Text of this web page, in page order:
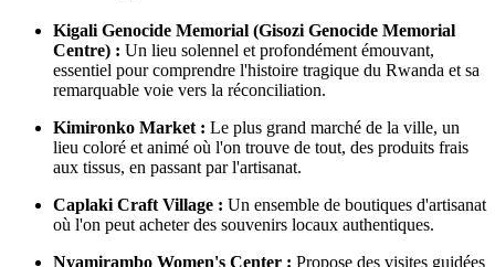
Kigali Genocide Memorial (Gisozi Genocide Memorial
Centre) : Un lieu solennel et profondément émouvant,
essentiel pour comprendre l'histoire tragique du Rwanda et sa
remarquable voie vers la réconciliation.
Kimironko Market : Le plus grand marché de la ville, un
lieu coloré et animé où l'on trouve de tout, des produits frais
aux tissus, en passant par l'artisanat.
Caplaki Craft Village : Un ensemble de boutiques d'artisanat
où l'on peut acheter des souvenirs locaux authentiques.
Nyamirambo Women's Center : Propose des visites guidées